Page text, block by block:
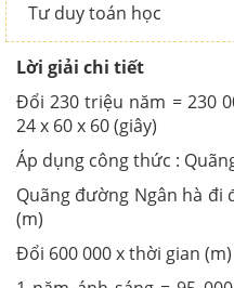
Tư duy toán học
Lời giải chi tiết
Đổi 230 triệu năm = 230
24 x 60 x 60 (giây)
Áp dụng công thức :
Quãng đường Ngân hà đi
(m)
Đổi 600 000 x thời gian